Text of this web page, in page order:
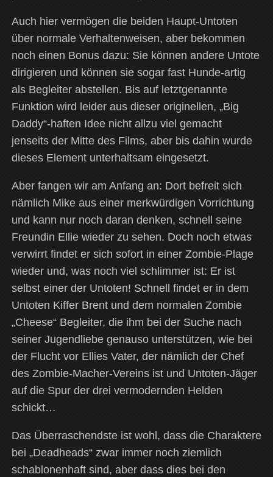
Auch hier vermögen die beiden Haupt-Untoten
über normale Verhaltenweisen, aber bekommen
noch einen Bonus dazu: Sie können andere Untote
dirigieren und können sie sogar fast Hunde-artig
als Begleiter abstellen. Bis auf letztgenannte
Funktion wird leider aus dieser originellen, „Big
Daddy“-haften Idee nicht allzu viel gemacht
jenseits der Mitte des Films, aber bis dahin wurde
dieses Element unterhaltsam eingesetzt.
Aber fangen wir am Anfang an: Dort befreit sich
nämlich Mike aus einer merkwürdigen Vorrichtung
und kann nur noch daran denken, schnell seine
Freundin Ellie wieder zu sehen. Doch noch etwas
verwirrt findet er sich sofort in einer Zombie-Plage
wieder und, was noch viel schlimmer ist: Er ist
selbst einer der Untoten! Schnell findet er in dem
Untoten Kiffer Brent und dem normalen Zombie
„Cheese“ Begleiter, die ihm bei der Suche nach
seiner Jugendliebe genauso unterstützen, wie bei
der Flucht vor Ellies Vater, der nämlich der Chef
des Zombie-Macher-Vereins ist und Untoten-Jäger
auf die Spur der drei vermodernden Helden
schickt…
Das Überraschendste ist wohl, dass die Charaktere
bei „Deadheads“ zwar immer noch ziemlich
schablonenhaft sind, aber dass dies bei den